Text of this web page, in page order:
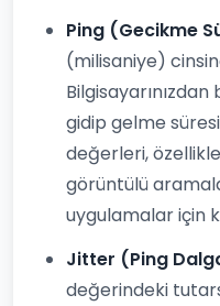
Ping (Gecikme
(milisaniye)
gidip gelme
değerleri,
görüntülü
uygulamalar için
Jitter (Ping
değerindeki